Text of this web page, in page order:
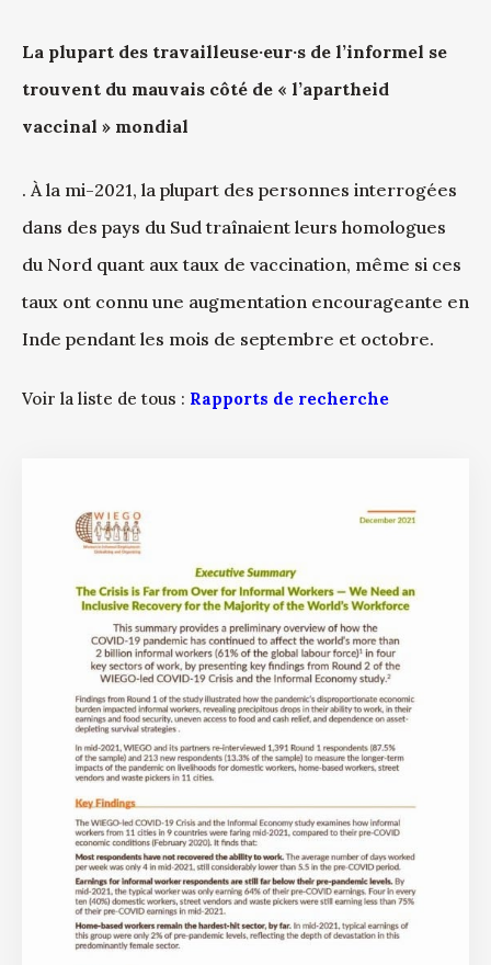
La plupart des travailleuse·eur·s de l’informel se
trouvent du mauvais côté de « l’apartheid
vaccinal » mondial
. À la mi-2021, la plupart des personnes interrogées
dans des pays du Sud traînaient leurs homologues
du Nord quant aux taux de vaccination, même si ces
taux ont connu une augmentation encourageante en
Inde pendant les mois de septembre et octobre.
Voir la liste de tous : Rapports de recherche